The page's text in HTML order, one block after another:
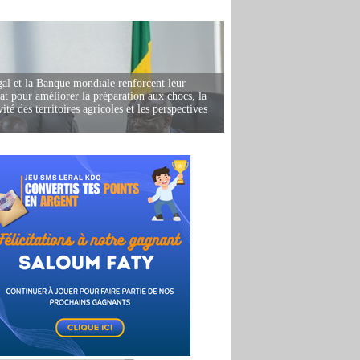
et la Banque mondiale renforcent leur
pour améliorer la préparation aux chocs, la
des territoires agricoles et les perspectives